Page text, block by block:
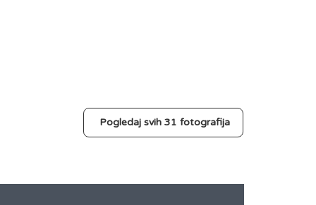
Pogledaj svih 31 fotografija